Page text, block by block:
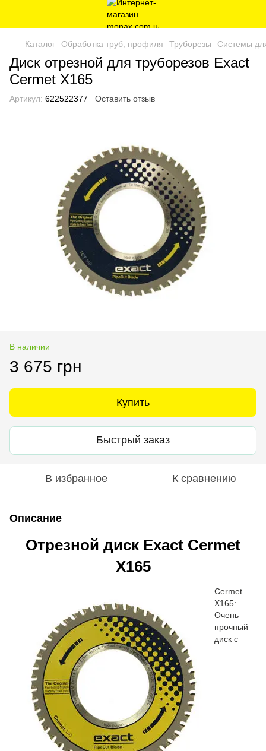
Каталог Обработка труб, профиля Труборезы Системы
Диск отрезной для труборезов Exact
Cermet X165
Артикул: 622522377 Оставить отзыв
В наличии
3 675 грн
Купить
Быстрый заказ
В избранное К сравнению
Описание
Отрезной диск Exact Cermet
X165
Cermet
X165:
Очень
прочный
диск с